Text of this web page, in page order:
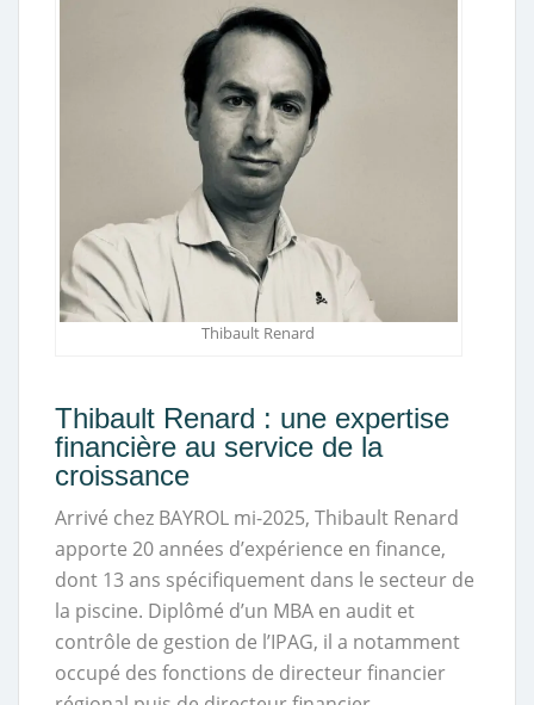
Thibault Renard
Thibault Renard : une expertise
financière au service de la
croissance
Arrivé chez BAYROL mi-2025, Thibault Renard
apporte 20 années d’expérience en finance,
dont 13 ans spécifiquement dans le secteur de
la piscine. Diplômé d’un MBA en audit et
contrôle de gestion de l’IPAG, il a notamment
occupé des fonctions de directeur financier